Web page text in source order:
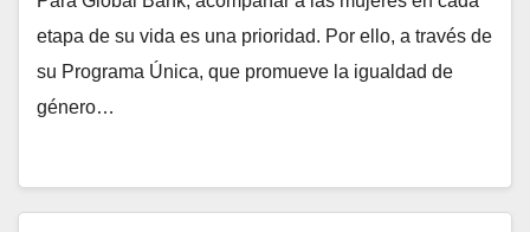
etapa de su vida es una prioridad. Por ello, a través de
su Programa Única, que promueve la igualdad de
género…